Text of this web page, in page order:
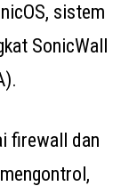
sistem
SonicWall
firewall dan